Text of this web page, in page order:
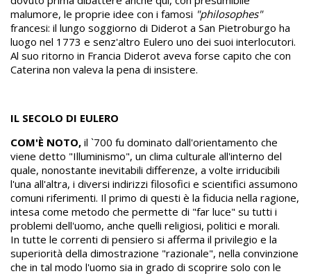
malumore, le proprie idee con i famosi "philosophes"
francesi: il lungo soggiorno di Diderot a San Pietroburgo ha
luogo nel 1773 e senz'altro Eulero uno dei suoi interlocutori.
Al suo ritorno in Francia Diderot aveva forse capito che con
Caterina non valeva la pena di insistere.
IL SECOLO DI EULERO
COM'È NOTO, il `700 fu dominato dall'orientamento che
viene detto "Illuminismo", un clima culturale all'interno del
quale, nonostante inevitabili differenze, a volte irriducibili
l'una all'altra, i diversi indirizzi filosofici e scientifici assumono
comuni riferimenti. Il primo di questi è la fiducia nella ragione,
intesa come metodo che permette di "far luce" su tutti i
problemi dell'uomo, anche quelli religiosi, politici e morali.
In tutte le correnti di pensiero si afferma il privilegio e la
superiorità della dimostrazione "razionale", nella convinzione
che in tal modo l'uomo sia in grado di scoprire solo con le